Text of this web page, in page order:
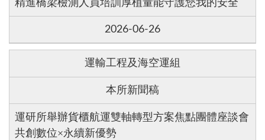
2026-06-26
運輸工程及海空運組
本所新聞稿
運研所舉辦貨櫃航運雙軸轉型方案焦點團體座談會
共創數位×永續新優勢